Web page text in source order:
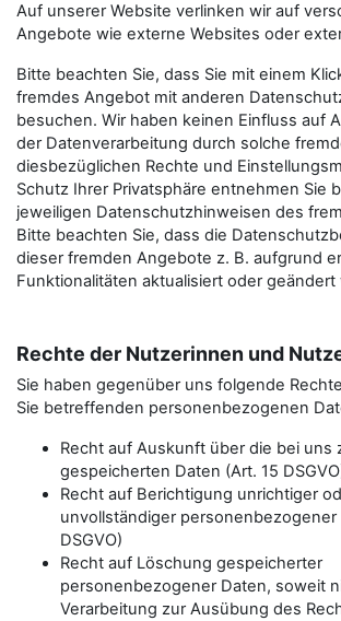
Auf unserer Website verlinken wir auf
Angebote wie externe Websites oder
Bitte beachten Sie, dass Sie mit einem
fremdes Angebot mit anderen
besuchen. Wir haben keinen Einfluss auf
der Datenverarbeitung durch solche
diesbezüglichen Rechte und
Schutz Ihrer Privatsphäre entnehmen Sie
jeweiligen Datenschutzhinweisen des
Bitte beachten Sie, dass die
dieser fremden Angebote z. B. aufgrund
Funktionalitäten aktualisiert oder
Rechte der Nutzerinnen und
Sie haben gegenüber uns folgende
Sie betreffenden personenbezogenen
Recht auf Auskunft über die bei uns
gespeicherten Daten (Art. 15
Recht auf Berichtigung unrichtiger
unvollständiger personenbezogener
DSGVO)
Recht auf Löschung gespeicherter
personenbezogener Daten, soweit
Verarbeitung zur Ausübung des